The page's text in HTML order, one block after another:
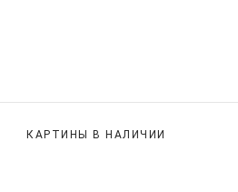
КАРТИНЫ В НАЛИЧИИ